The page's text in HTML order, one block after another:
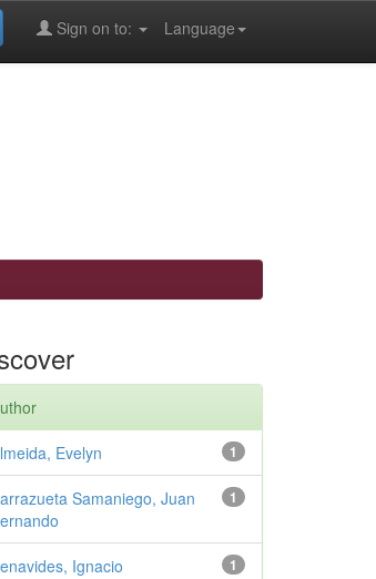
Language
Sign on to:
1
Evelyn
1
Samaniego, Juan
1
Ignacio